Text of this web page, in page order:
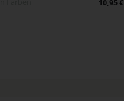
10,95 €